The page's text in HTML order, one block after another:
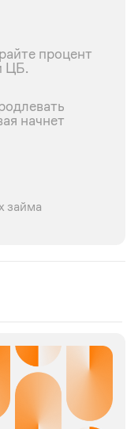
процент
ЦБ.
начнет
займа